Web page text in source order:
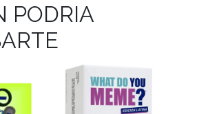
PODRIA